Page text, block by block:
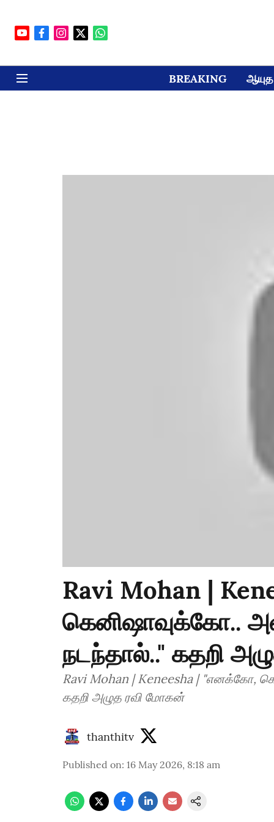
BREAKING ஆயுத
Ravi Mohan |
கெனிஷாவுக்கோ..
நடந்தால்.." கதறி
Ravi Mohan | Keneesha | "எனக்கோ,
கதறி அழுத ரவி மோகன்
thanthitv
Published on: 16 May 2026, 8:18 am